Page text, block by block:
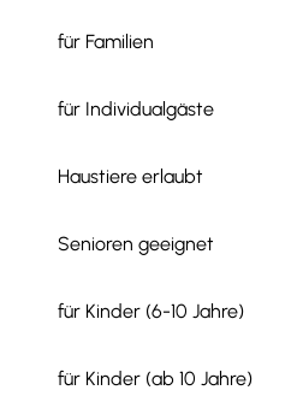
für Familien
für Individualgäste
Haustiere erlaubt
Senioren geeignet
für Kinder (6-10 Jahre)
für Kinder (ab 10 Jahre)